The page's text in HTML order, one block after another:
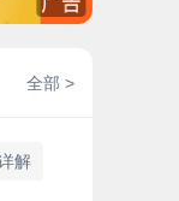
全部 >
解